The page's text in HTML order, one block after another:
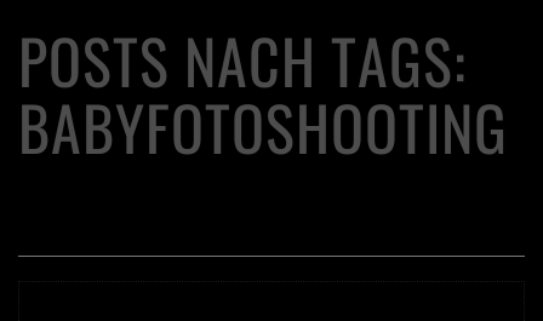
POSTS NACH TAGS:
BABYFOTOSHOOTING